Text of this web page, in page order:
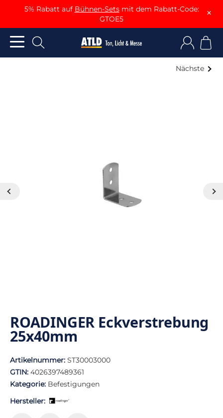
5% Rabatt auf Bühnen-Setsmit dem Rabatt-Code:
GTOE5
×
Nächste
ROADINGER Eckverstrebung
25x40mm
Artikelnummer: ST30003000
GTIN: 4026397489361
Kategorie: Befestigungen
Hersteller: